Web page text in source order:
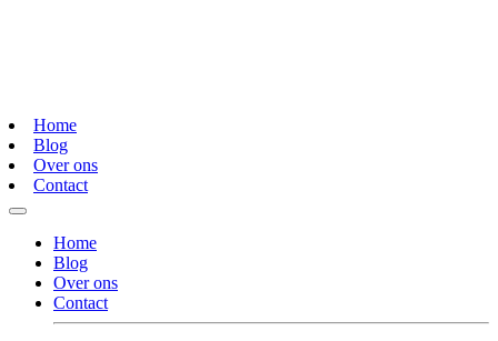
Home
Blog
Over ons
Contact
Home
Blog
Over ons
Contact